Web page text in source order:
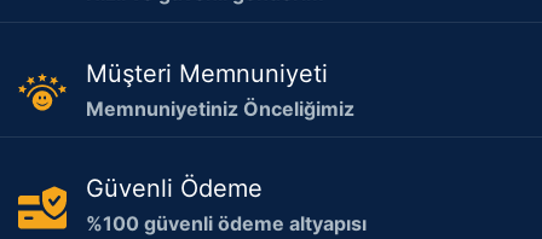
Müşteri Memnuniyeti
Memnuniyetiniz Önceliğimiz
Güvenli Ödeme
%100 güvenli ödeme altyapısı